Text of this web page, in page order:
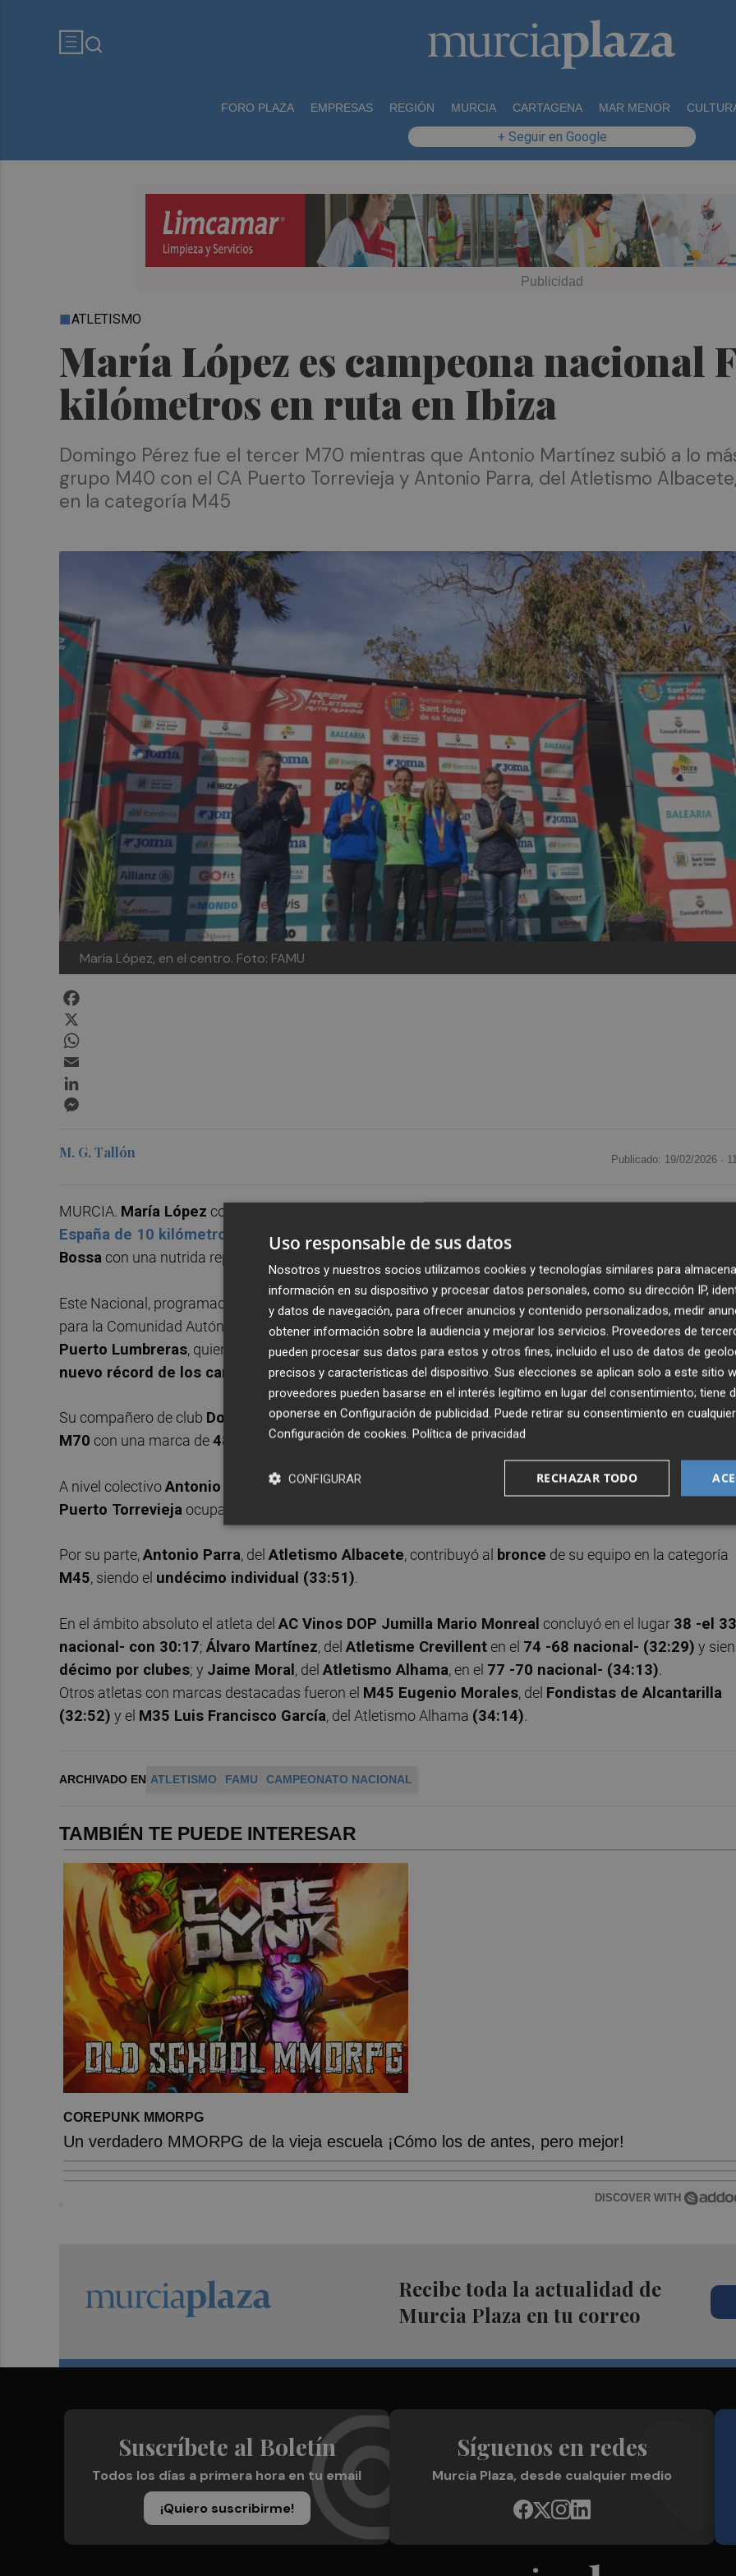
FORO PLAZA EMPRESAS REGIÓN MURCIA CARTAGENA MAR MENOR
+ Seguir en Google
María López es campeona nacional
kilómetros en ruta en Ibiza
ATLETISMO
Domingo Pérez fue el tercer M70 mientras que Antonio Martínez subió a lo
grupo M40 con el CA Puerto Torrevieja y Antonio Parra, del Atletismo
en la categoría M45
María López, en el centro. Foto: FAMU
M. G. Tallón Publicado: 19/02/2026 ·
MURCIA. María López consiguió el
España de 10 kilómetros en ruta
, que se celebró en Ibiza en el marco de la prueba
Bossa con una nutrida representación de la
Este Nacional, programado para las categorías absoluta y máster, trajo medallas individuales y por clubes
para la Comunidad Autónoma siendo especialmente destacada María López, delCA Nogalte-Hogar
Puerto Lumbreras, quien se proclamó campeona nacional en la categoría F55 y estableciendo además
nuevo récord de los campeonatos con un tiempo de 38 minutos y 44 segundos.
Su compañero de club Domingo Pérezañadió otra medalla a su extenso palmarés al conseguir el
M70 con una marca de48 minutos y 40 segundos.
A nivel colectivoAntonio Martínez subió a lo más alto del podio por clubes en el grupoM40
CA
Puerto Torrevieja ocupando el puesto
Por su parte,Antonio Parra, del Atletismo Albacete, contribuyó al bronce de su equipo en la categoría
M45, siendo el undécimo individual (33:51).
En el ámbito absoluto el atleta del AC Vinos DOP Jumilla Mario Monreal concluyó en el lugar 38 -el 33
nacional- con 30:17; Álvaro Martínez, del Atletisme Crevillent en el 74 -68 nacional- (32:29) y
décimo por clubes; y Jaime Moral , del Atletismo Alhama, en el 77 -70 nacional- (34:13).
Otros atletas con marcas destacadas fueron el M45 Eugenio Morales, del Fondistas de Alcantarilla
(32:52) y el M35 Luis Francisco García, del Atletismo Alhama (34:14).
ARCHIVADO EN ATLETISMO FAMU CAMPEONATO NACIONAL
TAMBIÉN TE PUEDE INTERESAR
COREPUNK MMORPG
Un verdadero MMORPG de la vieja escuela ¡Cómo los de antes, pero mejor!
DISCOVER WITH
Recibe toda la actualidad de
Murcia Plaza en tu correo
Suscríbete al Boletín
Todos los días a primera hora en tu email
¡Quiero suscribirme!
Síguenos en redes
Murcia Plaza, desde cualquier medio
Uso responsable de sus datos
Nosotros y nuestros socios utilizamos cookies y tecnologías similares para
información en su dispositivo y procesar datos personales, como su dirección IP,
y datos de navegación, para ofrecer anuncios y contenido personalizados, medir
obtener información sobre la audiencia y mejorar los servicios. Proveedores de
pueden procesar sus datos para estos y otros fines, incluido el uso de datos de
precisos y características del dispositivo. Sus elecciones se aplican solo a este sitio
proveedores pueden basarse en el interés legítimo en lugar del consentimiento; tiene
oponerse en Configuración de publicidad. Puede retirar su consentimiento en
Configuración de cookies. Política de privacidad
RECHAZAR TODO
CONFIGURAR